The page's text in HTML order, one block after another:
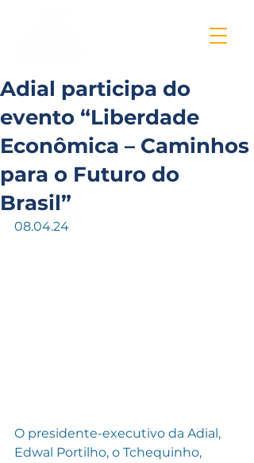
Adial participa do
evento “Liberdade
Econômica – Caminhos
para o Futuro do
Brasil”
08.04.24
O presidente-executivo da Adial,
Edwal Portilho, o Tchequinho,